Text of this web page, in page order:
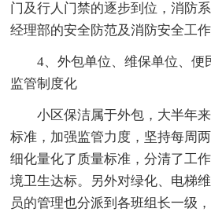
门及行人门禁的逐步到位，消防
经理部的安全防范及消防安全工作
4、外包单位、维保单位、便
监管制度化
小区保洁属于外包，大半年
标准，加强监管力度，坚持每周
细化量化了质量标准，分清了工
境卫生达标。另外对绿化、电梯
员的管理也分派到各班组长一级